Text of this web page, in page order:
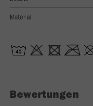
Material
Bewertungen